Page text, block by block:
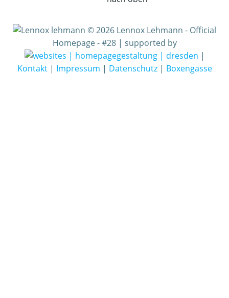
© 2026 Lennox Lehmann - Official
Homepage - #28 | supported by
|
Kontakt| Impressum | Datenschutz| Boxengasse